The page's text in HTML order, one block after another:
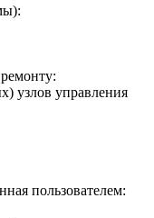
узлов управления
пользователем: